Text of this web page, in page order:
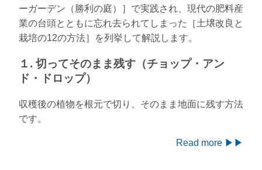
ーガーデン（勝利の庭）］で実践され、現代の肥料産
業の台頭とともに忘れ去られてしまった［土壌改良と
栽培の12の方法］を列挙して解説します。
１. 切ってそのまま残す（チョップ・アン
ド・ドロップ）
収穫後の植物を根元で切り、そのまま地面に残す方法
です。
Read more ▶▶